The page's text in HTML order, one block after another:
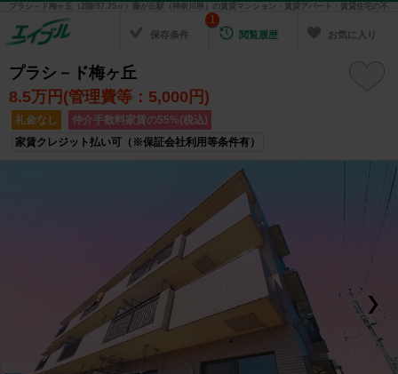
プラシ－ド梅ヶ丘（2階/57.25㎡）藤が丘駅（神奈川県）の賃貸マンション・賃貸アパート・賃貸住宅の不動産情報を検索！ 不動産賃貸の物件探しは、お部屋探しのエイブル
保存条件 閲覧履歴
1
お気に入り
プラシ－ド梅ヶ丘
8.5万円(管理費等：5,000円)
礼金なし
仲介手数料家賃の55%(税込)
家賃クレジット払い可（※保証会社利用等条件有）